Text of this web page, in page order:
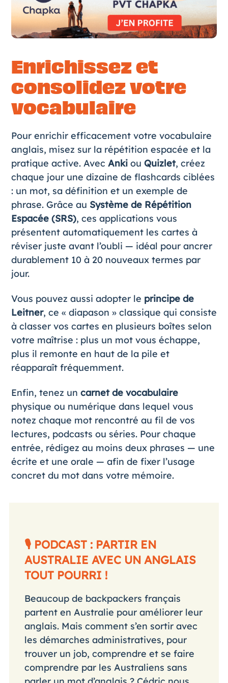
Enrichissez et
consolidez votre
vocabulaire
Pour enrichir efficacement votre vocabulaire
anglais, misez sur la répétition espacée et la
pratique active. Avec Ankiou Quizlet, créez
chaque jour une dizaine de flashcards ciblées
: un mot, sa définition et un exemple de
phrase. Grâce au Système de Répétition
Espacée (SRS), ces applications vous
présentent automatiquement les cartes à
réviser juste avant l’oubli — idéal pour ancrer
durablement 10 à 20 nouveaux termes par
jour.
Vous pouvez aussi adopter le principe de
Leitner, ce « diapason » classique qui consiste
à classer vos cartes en plusieurs boîtes selon
votre maîtrise : plus un mot vous échappe,
plus il remonte en haut de la pile et
réapparaît fréquemment.
Enfin, tenez un carnet de vocabulaire
physique ou numérique dans lequel vous
notez chaque mot rencontré au fil de vos
lectures, podcasts ou séries. Pour chaque
entrée, rédigez au moins deux phrases — une
écrite et une orale — afin de fixer l’usage
concret du mot dans votre mémoire.
🎙️ PODCAST : PARTIR EN
AUSTRALIE AVEC UN ANGLAIS
TOUT POURRI !
Beaucoup de backpackers français
partent en Australie pour améliorer leur
anglais. Mais comment s’en sortir avec
les démarches administratives, pour
trouver un job, comprendre et se faire
comprendre par les Australiens sans